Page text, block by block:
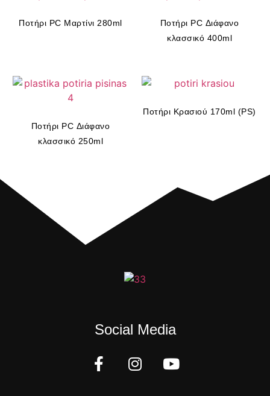
Ποτήρι PC Mαρτίνι 280ml
Ποτήρι PC Διάφανο
κλασσικό 400ml
Ποτήρι PC Διάφανο
κλασσικό 250ml
Ποτήρι Κρασιού 170ml (PS)
Social Media